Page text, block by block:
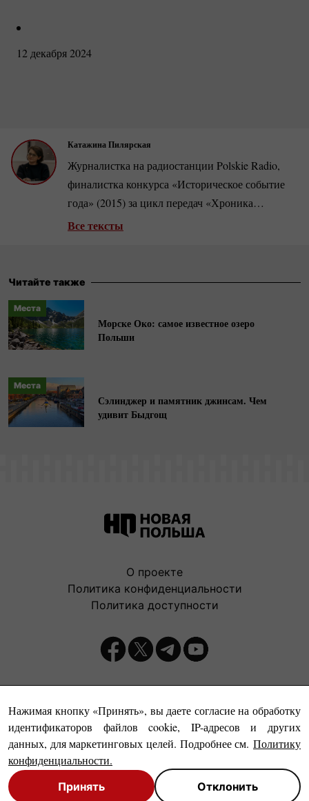
12 декабря 2024
Катажина Пилярская
Журналистка на радиостанции Polskie Radio,
финалистка конкурса «Историческое событие
года» (2015) за цикл передач «Хроника
рождения "Солидарности"».
Стипендиатка литературной резиденции
продюсером первого словацкого театрального
фестиваля в Польше. Любительница стрит-арта
ведет
Все тексты
Читайте также
Места
Морске Око: самое известное озеро
Польши
Места
Сэлинджер и памятник джинсам. Чем
удивит Быдгощ
Нажимая кнопку «Принять», вы даете согласие на обработку
идентификаторов файлов cookie, IP-адресов и других
данных, для маркетинговых целей. Подробнее см. Политику
конфиденциальности.
Принять Отклонить
О проекте
Политика конфиденциальности
Политика доступности